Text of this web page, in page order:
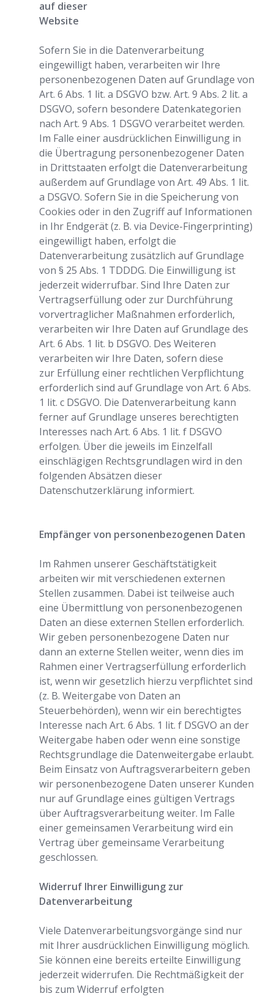
auf dieser
Website
Sofern Sie in die Datenverarbeitung
eingewilligt haben, verarbeiten wir Ihre
personenbezogenen Daten auf Grundlage von
Art. 6 Abs. 1 lit. a DSGVO bzw. Art. 9 Abs. 2 lit. a
DSGVO, sofern besondere Datenkategorien
nach Art. 9 Abs. 1 DSGVO verarbeitet werden.
Im Falle einer ausdrücklichen Einwilligung in
die Übertragung personenbezogener Daten
in Drittstaaten erfolgt die Datenverarbeitung
außerdem auf Grundlage von Art. 49 Abs. 1 lit.
a DSGVO. Sofern Sie in die Speicherung von
Cookies oder in den Zugriff auf Informationen
in Ihr Endgerät (z. B. via Device-Fingerprinting)
eingewilligt haben, erfolgt die
Datenverarbeitung zusätzlich auf Grundlage
von § 25 Abs. 1 TDDDG. Die Einwilligung ist
jederzeit widerrufbar. Sind Ihre Daten zur
Vertragserfüllung oder zur Durchführung
vorvertraglicher Maßnahmen erforderlich,
verarbeiten wir Ihre Daten auf Grundlage des
Art. 6 Abs. 1 lit. b DSGVO. Des Weiteren
verarbeiten wir Ihre Daten, sofern diese
zur Erfüllung einer rechtlichen Verpflichtung
erforderlich sind auf Grundlage von Art. 6 Abs.
1 lit. c DSGVO. Die Datenverarbeitung kann
ferner auf Grundlage unseres berechtigten
Interesses nach Art. 6 Abs. 1 lit. f DSGVO
erfolgen. Über die jeweils im Einzelfall
einschlägigen Rechtsgrundlagen wird in den
folgenden Absätzen dieser
Datenschutzerklärung informiert.
Empfänger von personenbezogenen Daten
Im Rahmen unserer Geschäftstätigkeit
arbeiten wir mit verschiedenen externen
Stellen zusammen. Dabei ist teilweise auch
eine Übermittlung von personenbezogenen
Daten an diese externen Stellen erforderlich.
Wir geben personenbezogene Daten nur
dann an externe Stellen weiter, wenn dies im
Rahmen einer Vertragserfüllung erforderlich
ist, wenn wir gesetzlich hierzu verpflichtet sind
(z. B. Weitergabe von Daten an
Steuerbehörden), wenn wir ein berechtigtes
Interesse nach Art. 6 Abs. 1 lit. f DSGVO an der
Weitergabe haben oder wenn eine sonstige
Rechtsgrundlage die Datenweitergabe erlaubt.
Beim Einsatz von Auftragsverarbeitern geben
wir personenbezogene Daten unserer Kunden
nur auf Grundlage eines gültigen Vertrags
über Auftragsverarbeitung weiter. Im Falle
einer gemeinsamen Verarbeitung wird ein
Vertrag über gemeinsame Verarbeitung
geschlossen.
Widerruf Ihrer Einwilligung zur
Datenverarbeitung
Viele Datenverarbeitungsvorgänge sind nur
mit Ihrer ausdrücklichen Einwilligung möglich.
Sie können eine bereits erteilte Einwilligung
jederzeit widerrufen. Die Rechtmäßigkeit der
bis zum Widerruf erfolgten